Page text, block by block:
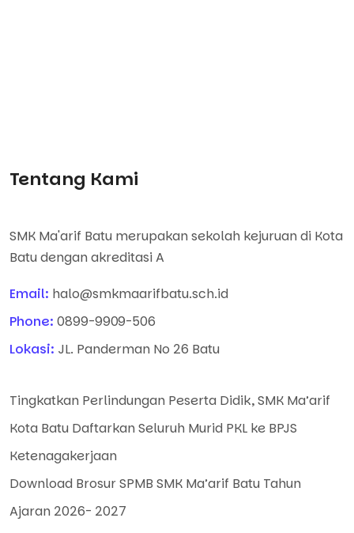
Tentang Kami
SMK Ma'arif Batu merupakan sekolah kejuruan di Kota
Batu dengan akreditasi A
Email: halo@smkmaarifbatu.sch.id
Phone: 0899-9909-506
Lokasi: JL. Panderman No 26 Batu
Tingkatkan Perlindungan Peserta Didik, SMK Ma’arif
Kota Batu Daftarkan Seluruh Murid PKL ke BPJS
Ketenagakerjaan
Download Brosur SPMB SMK Ma’arif Batu Tahun
Ajaran 2026- 2027